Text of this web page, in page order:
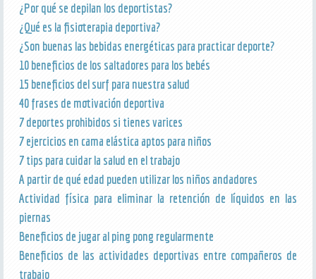
¿Por qué se depilan los deportistas?
¿Qué es la fisioterapia deportiva?
¿Son buenas las bebidas energéticas para practicar deporte?
10 beneficios de los saltadores para los bebés
15 beneficios del surf para nuestra salud
40 frases de motivación deportiva
7 deportes prohibidos si tienes varices
7 ejercicios en cama elástica aptos para niños
7 tips para cuidar la salud en el trabajo
A partir de qué edad pueden utilizar los niños andadores
Actividad física para eliminar la retención de líquidos en las
piernas
Beneficios de jugar al ping pong regularmente
Beneficios de las actividades deportivas entre compañeros de
trabajo